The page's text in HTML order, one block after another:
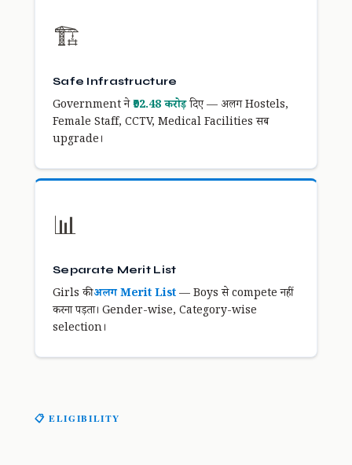
🏗️
Safe Infrastructure
Government ने₹92.48 करोड़दिए — अलग Hostels,
Female Staff, CCTV, Medical Facilities सब
upgrade।
📊
Separate Merit List
Girls कीअलग Merit List— Boys से compete नहीं
करना पड़ता। Gender-wise, Category-wise
selection।
📋 ELIGIBILITY